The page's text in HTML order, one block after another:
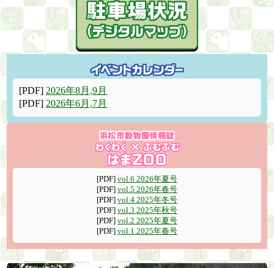
[PDF] 2026年8月,9月
[PDF] 2026年6月,7月
[PDF] vol.6 2026年夏号
[PDF] vol.5 2026年春号
[PDF] vol.4 2025年冬号
[PDF] vol.3 2025年秋号
[PDF] vol.2 2025年夏号
[PDF] vol.1 2025年春号